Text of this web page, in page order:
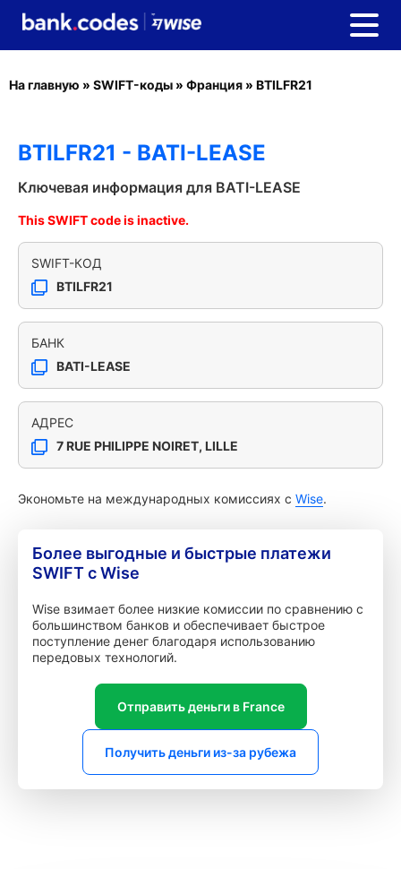
На главную » SWIFT-коды » Франция » BTILFR21
BTILFR21 - BATI-LEASE
Ключевая информация для BATI-LEASE
This SWIFT code is inactive.
SWIFT-КОД
BTILFR21
БАНК
BATI-LEASE
АДРЕС
7 RUE PHILIPPE NOIRET, LILLE
Экономьте на международных комиссиях с Wise.
Более выгодные и быстрые платежи
SWIFT с Wise
Wise взимает более низкие комиссии по сравнению с
большинством банков и обеспечивает быстрое
поступление денег благодаря использованию
передовых технологий.
Отправить деньги в France
Получить деньги из-за рубежа